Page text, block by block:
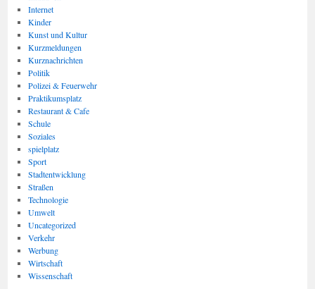
Internet
Kinder
Kunst und Kultur
Kurzmeldungen
Kurznachrichten
Politik
Polizei & Feuerwehr
Praktikumsplatz
Restaurant & Cafe
Schule
Soziales
spielplatz
Sport
Stadtentwicklung
Straßen
Technologie
Umwelt
Uncategorized
Verkehr
Werbung
Wirtschaft
Wissenschaft